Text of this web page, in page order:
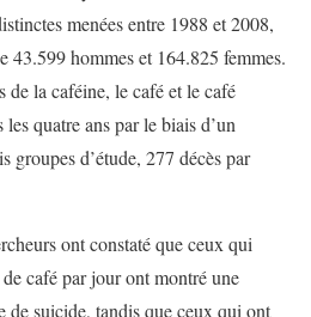
menées entre 1988 et 2008,
43.599 hommes et 164.825 femmes.
de la caféine, le café et le café
quatre ans par le biais d’un
groupes d’étude, 277 décès par
ont constaté que ceux qui
café par jour ont montré une
suicide, tandis que ceux qui ont